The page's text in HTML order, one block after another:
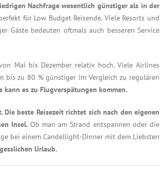
Nachfrage wesentlich günstiger als in der
für Low Budget Reisende. Viele Resorts und
Gäste bedeuten oftmals auch besseren Service
Mai bis Dezember relativ hoch. Viele Airlines
bis zu 80 % günstiger im Vergleich zu regulären
es zu Flugverspätungen kommen.
beste Reisezeit richtet sich nach den eigenen
Insel.Ob man am Strand entspannen oder die
bei einem Candellight-Dinner mit dem Liebsten
Urlaub.